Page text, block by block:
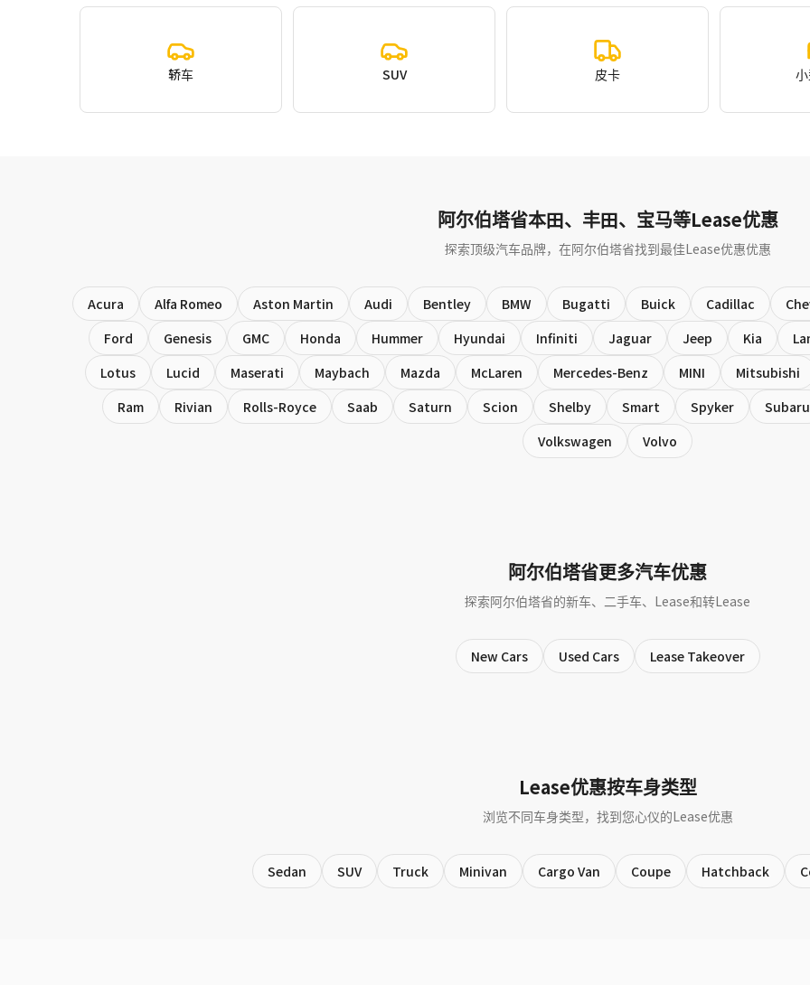
轿车 SUV 皮卡
阿尔伯塔省本田、丰田、宝马等Lease优惠
探索顶级汽车品牌，在阿尔伯塔省找到最佳Lease优惠优惠
Acura Alfa Romeo Aston Martin Audi Bentley BMW Bugatti Buick Cadillac
Ford
Genesis GMC Honda Hummer Hyundai Infiniti Jaguar Jeep Kia
Lotus
Lucid Maserati Maybach Mazda McLaren Mercedes-Benz MINI
Mitsubishi
Ram
Rivian Rolls-Royce Saab Saturn Scion Shelby Smart Spyker
Subaru
Volkswagen
Volvo
阿尔伯塔省更多汽车优惠
探索阿尔伯塔省的新车、二手车、Lease和转Lease
New Cars Used Cars Lease Takeover
Lease优惠按车身类型
浏览不同车身类型，找到您心仪的Lease优惠
Sedan SUV Truck Minivan Cargo Van Coupe Hatchback